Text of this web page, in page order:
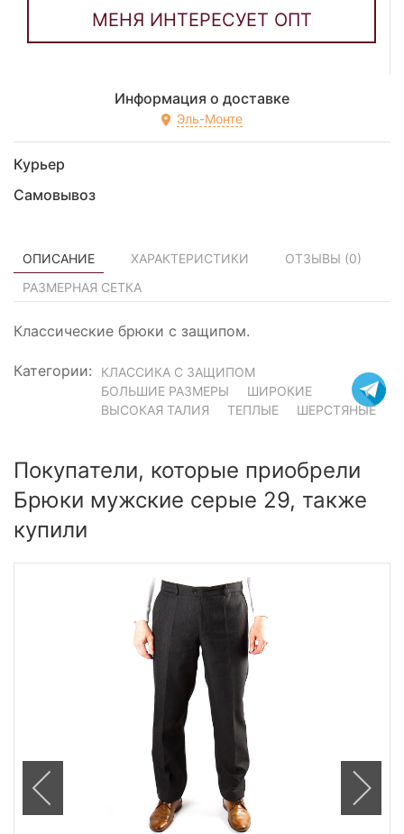
Информация о доставке
Эль-Монте
Курьер
Самовывоз
ОПИСАНИЕ ХАРАКТЕРИСТИКИ ОТЗЫВЫ (0)
РАЗМЕРНАЯ СЕТКА
Классические брюки с защипом.
Категории:
КЛАССИКА С ЗАЩИПОМ
БОЛЬШИЕ РАЗМЕРЫ
ШИРОКИЕ
ВЫСОКАЯ ТАЛИЯ
ТЕПЛЫЕ ШЕРСТЯНЫЕ
Покупатели, которые приобрели
Брюки мужские серые 29, также
купили